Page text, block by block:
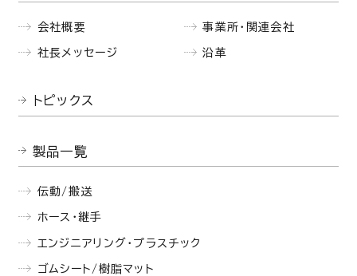
会社概要
社長メッセージ
事業所・関連会社
沿革
トピックス
製品一覧
伝動/搬送
ホース・継手
エンジニアリング・プラスチック
ゴムシート/樹脂マット